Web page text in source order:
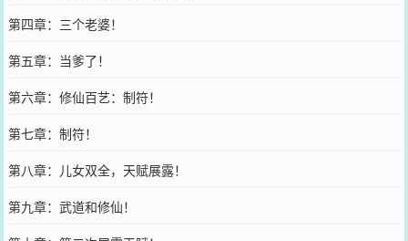
第四章：三个老婆！
第五章：当爹了！
第六章：修仙百艺：制符！
第七章：制符！
第八章：儿女双全，天赋展露！
第九章：武道和修仙！